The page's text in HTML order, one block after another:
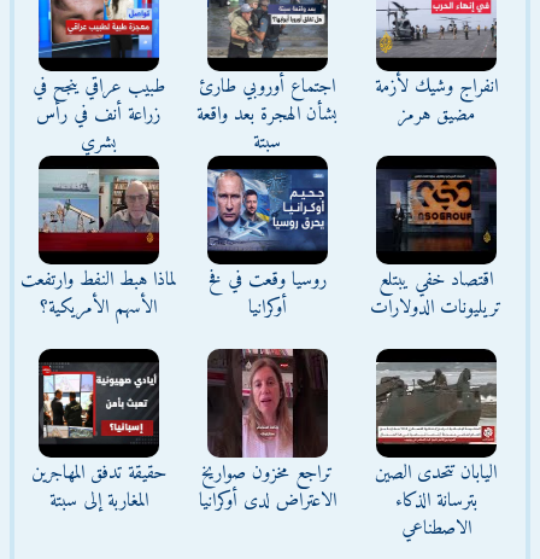
انفراج وشيك لأزمة
مضيق هرمز
اجتماع أوروبي طارئ
بشأن الهجرة بعد واقعة
سبتة
طبيب عراقي ينجح في
زراعة أنف في رأس
بشري
اقتصاد خفي يبتلع
تريليونات الدولارات
روسيا وقعت في فخ
أوكرانيا
لماذا هبط النفط وارتفعت
الأسهم الأمريكية؟
اليابان تتحدى الصين
بترسانة الذكاء
الاصطناعي
تراجع مخزون صواريخ
الاعتراض لدى أوكرانيا
حقيقة تدفق المهاجرين
المغاربة إلى سبتة